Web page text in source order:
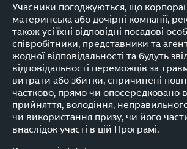
Учасники погоджуються, що
материнська або дочірні компанії,
також усі їхні відповідні посадові
співробітники, представники та
жодної відповідальності та будуть
відповідальності переможців за
витрати або збитки, спричинені
частково, прямо чи опосередковано
прийняття, володіння,
чи використання призу, чи його
внаслідок участі в цій Програмі.